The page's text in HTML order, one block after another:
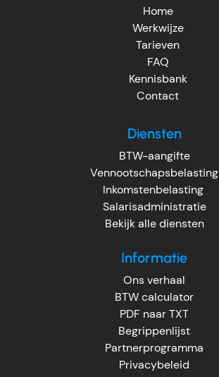
Home
Werkwijze
Tarieven
FAQ
Kennisbank
Contact
Diensten
BTW-aangifte
Vennootschapsbelasting
Inkomstenbelasting
Salarisadministratie
Bekijk alle diensten
Informatie
Ons verhaal
BTW calculator
PDF naar TXT
Begrippenlijst
Partnerprogramma
Privacybeleid